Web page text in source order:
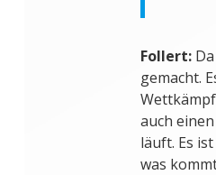
Follert:Da
gemacht.
auch
läuft. Es
was